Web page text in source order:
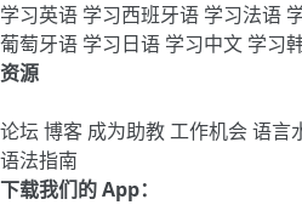
学习英语 学习西班牙语 学习法语
葡萄牙语 学习日语 学习中文 学习
资源
论坛 博客 成为助教工作机会语言
语法指南
下载我们的 App：